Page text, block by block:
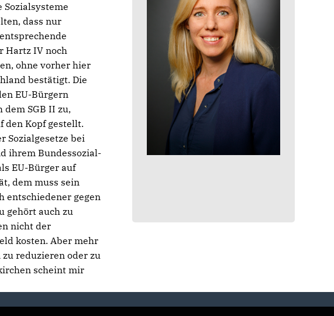
dass nur
Hartz IV noch
ohne vorher hier
bestätigt. Die
EU-Bürgern
SGB II zu,
den Kopf gestellt.
Sozialgesetze bei
ihrem Bundessozial-
EU-Bürger auf
dem muss sein
entschiedener gegen
gehört auch zu
nicht der
kosten. Aber mehr
reduzieren oder zu
scheint mir